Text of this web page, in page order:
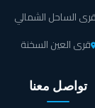
قرى الساحل الشمالي
قرى العين السخنة
تواصل معنا